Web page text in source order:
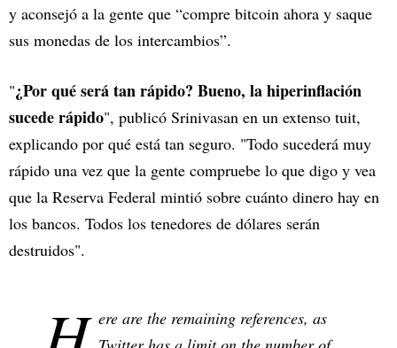
y aconsejó a la gente que “compre bitcoin ahora y saque
sus monedas de los intercambios”.
"¿Por qué será tan rápido? Bueno, la hiperinflación
sucede rápido", publicó Srinivasan en un extenso tuit,
explicando por qué está tan seguro. "Todo sucederá muy
rápido una vez que la gente compruebe lo que digo y vea
que la Reserva Federal mintió sobre cuánto dinero hay en
los bancos. Todos los tenedores de dólares serán
destruidos".
ere are the remaining references, as